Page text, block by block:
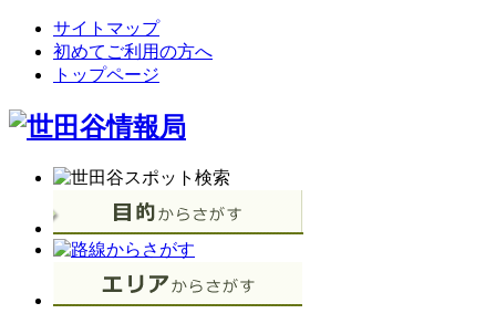
サイトマップ
初めてご利用の方へ
トップページ